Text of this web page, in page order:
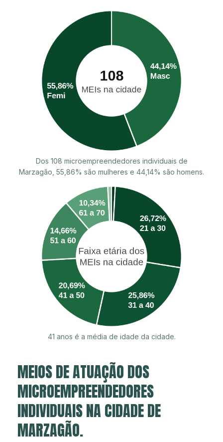
Dos 108 microempreendedores individuais de
Marzagão, 55,86% são mulheres e 44,14% são homens.
41 anos é a média de idade da cidade.
MEIOS DE ATUAÇÃO DOS
MICROEMPREENDEDORES
INDIVIDUAIS NA CIDADE DE
MARZAGÃO.